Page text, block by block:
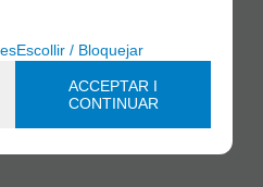
Escollir / Bloquejar
ACCEPTAR I
CONTINUAR